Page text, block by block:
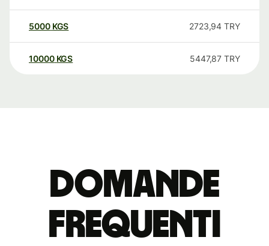
5000 KGS 2723,94 TRY
10000 KGS 5447,87 TRY
Domande
Frequenti